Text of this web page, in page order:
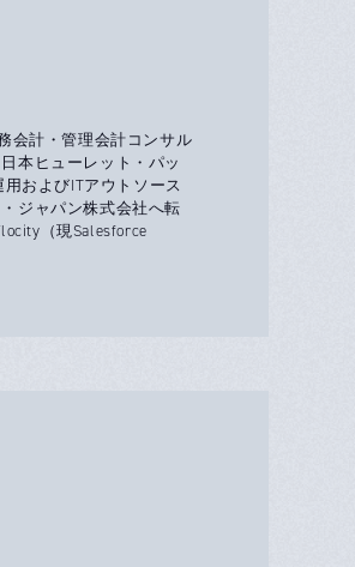
会計・管理会計コンサル
本ヒューレット・パッ
およびITアウトソース
ジャパン株式会社へ転
（現Salesforce